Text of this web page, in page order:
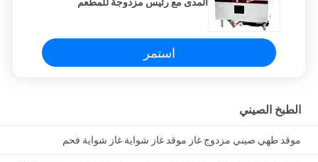
المدى مع رئيس مزدوجة للمطعم
استمر
الطبخ الصيني
موقد طهي صيني مزدوج غاز موقد غاز شواية غاز شواية فحم